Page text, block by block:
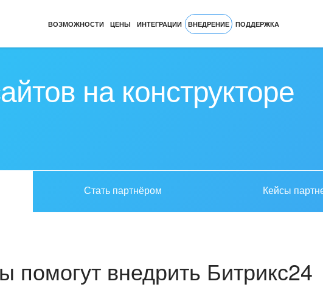
ВОЗМОЖНОСТИ ЦЕНЫ ИНТЕГРАЦИИ ВНЕДРЕНИЕ ПОДДЕРЖКА
на конструкторе
Стать партнёром Кейсы
помогут внедрить Битрикс24